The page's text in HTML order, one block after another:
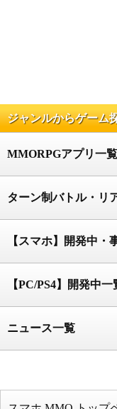
ジャンルからゲーム
MMORPGアプリ一覧
ターン制バトル・リ
【スマホ】開発中・
【PC/PS4】開発中一
ニュース一覧